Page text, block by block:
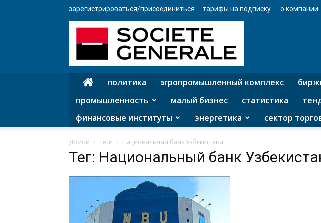
зарегистрироваться/присоединиться тарифы на подписку о компании
политика агропромышленный комплекс
промышленность
малый бизнес статистика
финансовые институты
энергетика сектор
Домой Теги Национальный банк Узбекистана
Тег: Национальный банк